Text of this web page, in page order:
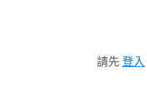
請先 登入